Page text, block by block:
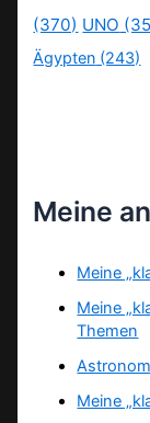
(370) UNO
Ägypten (243)
Meine
Meine
Meine
Themen
Meine